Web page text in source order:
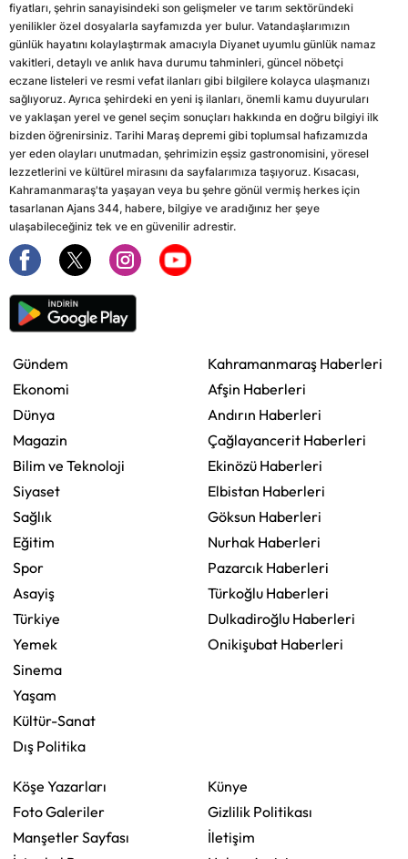
fiyatları, şehrin sanayisindeki son gelişmeler ve tarım sektöründeki
yenilikler özel dosyalarla sayfamızda yer bulur. Vatandaşlarımızın
günlük hayatını kolaylaştırmak amacıyla Diyanet uyumlu günlük namaz
vakitleri, detaylı ve anlık hava durumu tahminleri, güncel nöbetçi
eczane listeleri ve resmi vefat ilanları gibi bilgilere kolayca ulaşmanızı
sağlıyoruz. Ayrıca şehirdeki en yeni iş ilanları, önemli kamu duyuruları
ve yaklaşan yerel ve genel seçim sonuçları hakkında en doğru bilgiyi ilk
bizden öğrenirsiniz. Tarihi Maraş depremi gibi toplumsal hafızamızda
yer eden olayları unutmadan, şehrimizin eşsiz gastronomisini, yöresel
lezzetlerini ve kültürel mirasını da sayfalarımıza taşıyoruz. Kısacası,
Kahramanmaraş'ta yaşayan veya bu şehre gönül vermiş herkes için
tasarlanan Ajans 344, habere, bilgiye ve aradığınız her şeye
ulaşabileceğiniz tek ve en güvenilir adrestir.
Gündem
Ekonomi
Dünya
Magazin
Bilim ve Teknoloji
Siyaset
Sağlık
Eğitim
Spor
Asayiş
Türkiye
Yemek
Sinema
Yaşam
Kültür-Sanat
Dış Politika
Kahramanmaraş Haberleri
Afşin Haberleri
Andırın Haberleri
Çağlayancerit Haberleri
Ekinözü Haberleri
Elbistan Haberleri
Göksun Haberleri
Nurhak Haberleri
Pazarcık Haberleri
Türkoğlu Haberleri
Dulkadiroğlu Haberleri
Onikişubat Haberleri
Köşe Yazarları
Foto Galeriler
Manşetler Sayfası
Künye
Gizlilik Politikası
İletişim